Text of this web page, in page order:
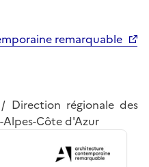
remarquable
régionale des
Alpes-Côte d'Azur